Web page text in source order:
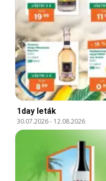
1day leták
30.07.2026- 12.08.2026